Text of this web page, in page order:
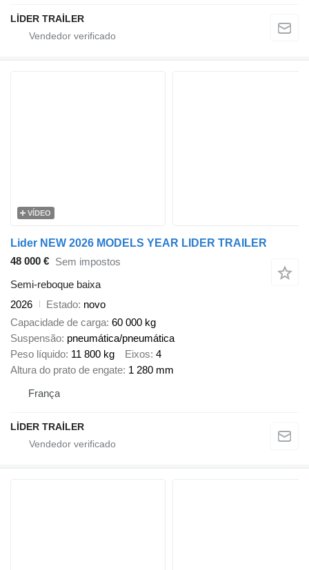
LİDER TRAİLER
VÍDEO
Lider NEW 2026 MODELS YEAR LIDER TRAILER
48 000 € Sem impostos
Semi-reboque baixa
2026
Estado novo
Capacidade de carga 60 000 kg
Suspensão pneumática/pneumática
Peso líquido 11 800 kg Eixos 4
Altura do prato de engate 1 280 mm
França
LİDER TRAİLER